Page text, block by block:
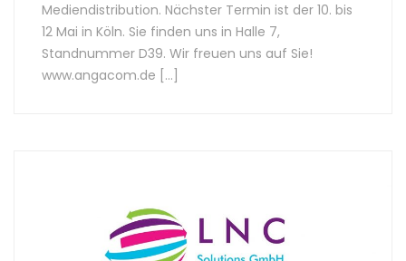
Mediendistribution. Nächster Termin ist der 10. bis
12 Mai in Köln. Sie finden uns in Halle 7,
Standnummer D39. Wir freuen uns auf Sie!
www.angacom.de […]